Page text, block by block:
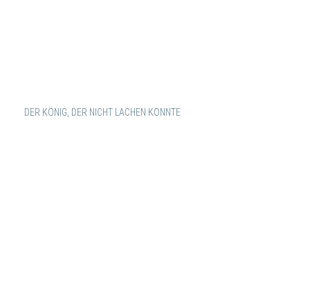
DER KÖNIG, DER NICHT LACHEN KONNTE